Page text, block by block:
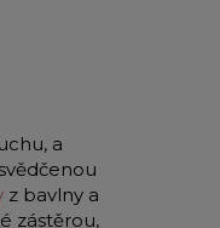
a
z bavlny a
zástěrou,